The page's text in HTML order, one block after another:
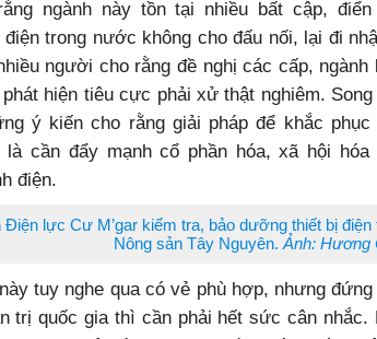
trên, trên mạng Internet đã có nhiều ý
ngành này tồn tại nhiều bất cập,
trong nước không cho đấu nối, lại đi
người cho rằng đề nghị các cấp, ngành
hiện tiêu cực phải xử thật nghiêm.
ý kiến cho rằng giải pháp để khắc
là cần đẩy mạnh cổ phần hóa, xã hội
Điện lực Cư M’gar kiểm tra, bảo dưỡng thiết bị
tuy nghe qua có vẻ phù hợp, nhưng